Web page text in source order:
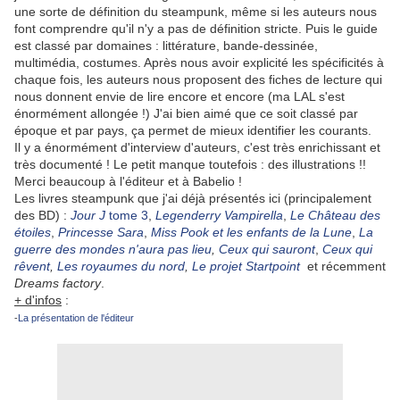
une sorte de définition du steampunk, même si les auteurs nous
font comprendre qu'il n'y a pas de définition stricte. Puis le guide
est classé par domaines : littérature, bande-dessinée,
multimédia, costumes. Après nous avoir explicité les spécificités à
chaque fois, les auteurs nous proposent des fiches de lecture qui
nous donnent envie de lire encore et encore (ma LAL s'est
énormément allongée !) J'ai bien aimé que ce soit classé par
époque et par pays, ça permet de mieux identifier les courants.
Il y a énormément d'interview d'auteurs, c'est très enrichissant et
très documenté ! Le petit manque toutefois : des illustrations !!
Merci beaucoup à l'éditeur et à Babelio !
Les livres steampunk que j'ai déjà présentés ici (principalement
des BD) : Jour J tome 3 Legenderry Vampirella Le Château des
étoiles Princesse Sara Miss Pook et les enfants de la Lune La
guerre des mondes n'aura pas lieu Ceux qui sauront, Ceux qui
rêvent, Les royaumes du nord Le projet Startpoint et récemment
Dreams factory.
+ d'infos :
-La présentation de l'éditeur